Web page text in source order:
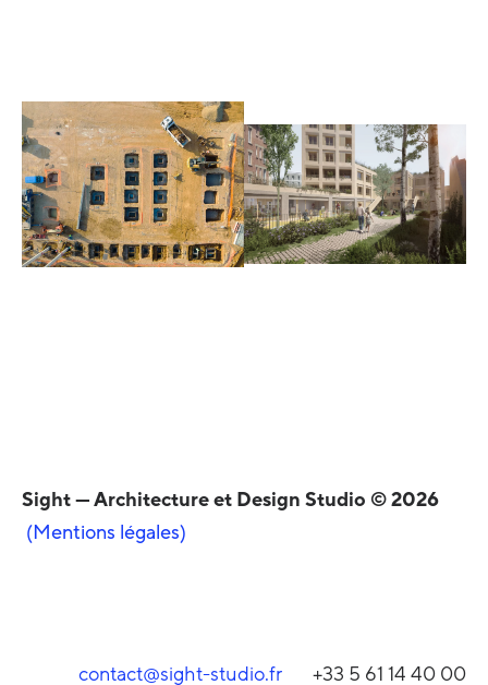
Sight — Architecture et Design Studio © 2026
(Mentions légales)
contact@sight-studio.fr +33 5 61 14 40 00